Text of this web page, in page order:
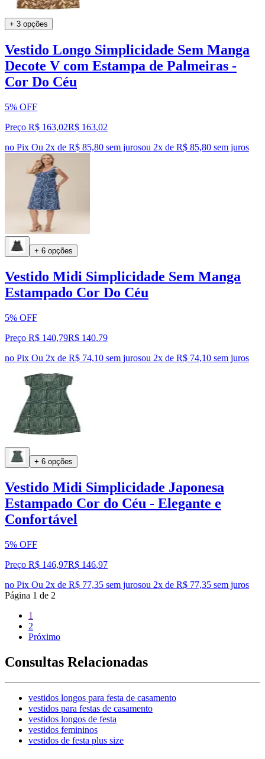
+ 3 opções
Vestido Longo Simplicidade Sem Manga
Decote V com Estampa de Palmeiras -
Cor Do Céu
5% OFF
Preço R$ 163,02R$ 163,02
no Pix Ou 2x de R$ 85,80 sem jurosou 2x de R$ 85,80 sem juros
+ 6 opções
Vestido Midi Simplicidade Sem Manga
Estampado Cor Do Céu
5% OFF
Preço R$ 140,79R$ 140,79
no Pix Ou 2x de R$ 74,10 sem jurosou 2x de R$ 74,10 sem juros
+ 6 opções
Vestido Midi Simplicidade Japonesa
Estampado Cor do Céu - Elegante e
Confortável
5% OFF
Preço R$ 146,97R$ 146,97
no Pix Ou 2x de R$ 77,35 sem jurosou 2x de R$ 77,35 sem juros
Página 1 de 2
1
2
Próximo
Consultas Relacionadas
vestidos longos para festa de casamento
vestidos para festas de casamento
vestidos longos de festa
vestidos femininos
vestidos de festa plus size